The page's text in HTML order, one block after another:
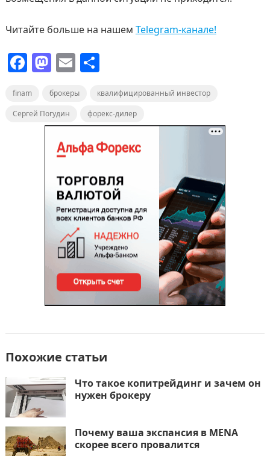
Читайте больше на нашем Telegram-канале!
F
c
e
M
st
o
d
o
n
E
ai
l
О
п
р
а
в
и
т
ь
finam брокеры
квалифицированный инвестор
Сергей Погудин
форекс-дилер
Похожие статьи
Что такое копитрейдинг и зачем он
нужен брокеру
Почему ваша экспансия в MENA
скорее всего провалится